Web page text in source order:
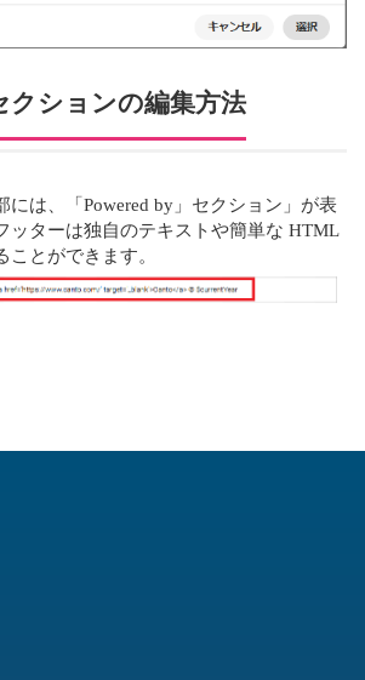
クションの編集方法
には、「Powered by」セクション」が表
ッターは独自のテキストや簡単な HTML
とができます。